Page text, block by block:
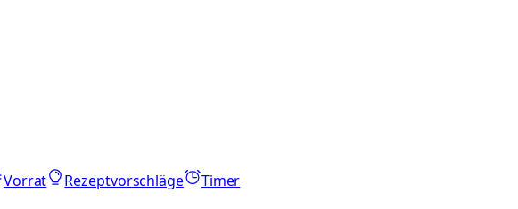
Vorrat Rezeptvorschläge
Timer